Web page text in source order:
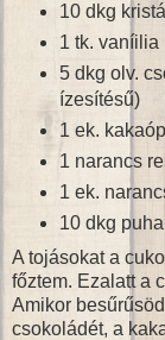
10 dkg
1 tk. vaníilia
5 dkg olv.
ízesítésű)
1 ek.
1 narancs
1 ek.
10 dkg
A tojásokat a
főztem. Ezalatt a
Amikor
csokoládét, a